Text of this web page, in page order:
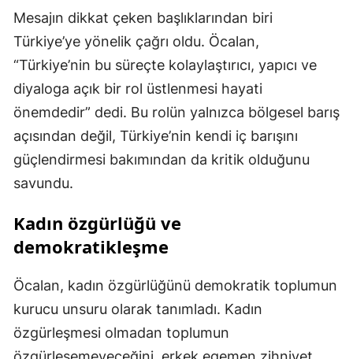
Mesajın dikkat çeken başlıklarından biri
Türkiye’ye yönelik çağrı oldu. Öcalan,
“Türkiye’nin bu süreçte kolaylaştırıcı, yapıcı ve
diyaloga açık bir rol üstlenmesi hayati
önemdedir” dedi. Bu rolün yalnızca bölgesel barış
açısından değil, Türkiye’nin kendi iç barışını
güçlendirmesi bakımından da kritik olduğunu
savundu.
Kadın özgürlüğü ve
demokratikleşme
Öcalan, kadın özgürlüğünü demokratik toplumun
kurucu unsuru olarak tanımladı. Kadın
özgürleşmesi olmadan toplumun